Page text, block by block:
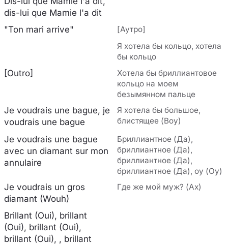
dis-lui que Mamie l'a dit
"Ton mari arrive"
[Аутро]
Я хотела бы кольцо, хотела
бы кольцо
[Outro]
Хотела бы бриллиантовое
кольцо на моем
безымянном пальце
Je voudrais une bague, je
voudrais une bague
Я хотела бы большое,
блистящее (Воу)
Je voudrais une bague
avec un diamant sur mon
annulaire
Бриллиантное (Да),
бриллиантное (Да),
бриллиантное (Да),
бриллиантное (Да), оу (Оу)
Je voudrais un gros
diamant (Wouh)
Где же мой муж? (Ах)
Brillant (Oui), brillant
(Oui), brillant (Oui),
brillant (Oui), , brillant